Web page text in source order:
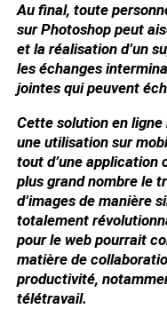
Au final, toute
sur Photoshop peut
et la réalisation d’un
les échanges
jointes qui peuvent
Cette solution en ligne
une utilisation sur
tout d’une application
plus grand nombre le
d’images de manière
totalement
pour le web pourrait
matière de
productivité,
télétravail.